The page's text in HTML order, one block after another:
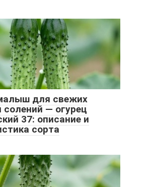
для свежих
солений — огурец
37: описание и
сорта